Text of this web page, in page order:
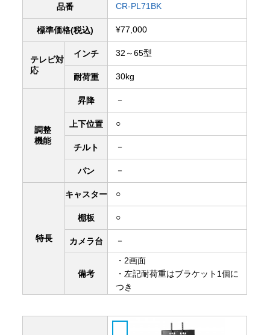
品番 CR-PL71BK
標準価格(税込) ¥77,000
テレビ対
応
インチ 32～65型
耐荷重 30kg
調整
機能
昇降 －
上下位置 ○
チルト －
パン －
特長
キャスター ○
棚板 ○
カメラ台 －
備考
・2画面
・左記耐荷重はブラケット1個に
つき